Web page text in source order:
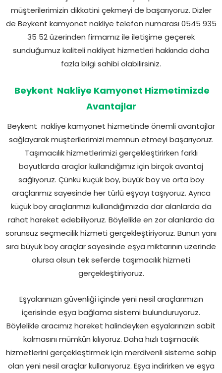
müşterilerimizin dikkatini çekmeyi de başarıyoruz. Dizler
de Beykent kamyonet nakliye telefon numarası 0545 935
35 52 üzerinden firmamız ile iletişime geçerek
sunduğumuz kaliteli nakliyat hizmetleri hakkında daha
fazla bilgi sahibi olabilirsiniz.
Beykent Nakliye Kamyonet Hizmetimizde
Avantajlar
Beykent nakliye kamyonet hizmetinde önemli avantajlar
sağlayarak müşterilerimizi memnun etmeyi başarıyoruz.
Taşımacılık hizmetlerimizi gerçekleştirirken farklı
boyutlarda araçlar kullandığımız için birçok avantaj
sağlıyoruz. Çünkü küçük boy, büyük boy ve orta boy
araçlarımız sayesinde her türlü eşyayı taşıyoruz. Ayrıca
küçük boy araçlarımızı kullandığımızda dar alanlarda da
rahat hareket edebiliyoruz. Böylelikle en zor alanlarda da
sorunsuz seçmecilik hizmeti gerçekleştiriyoruz. Bunun yanı
sıra büyük boy araçlar sayesinde eşya miktarının üzerinde
olursa olsun tek seferde taşımacılık hizmeti
gerçekleştiriyoruz.
Eşyalarınızın güvenliği içinde yeni nesil araçlarımızın
içerisinde eşya bağlama sistemi bulunduruyoruz.
Böylelikle aracımız hareket halindeyken eşyalarınızın sabit
kalmasını mümkün kılıyoruz. Daha hızlı taşımacılık
hizmetlerini gerçekleştirmek için merdivenli sisteme sahip
olan yeni nesil araçlar kullanıyoruz. Eşya indirirken ve eşya